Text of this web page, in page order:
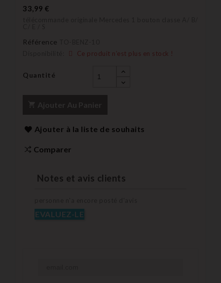
33,99 €
Référence
Ce produit n’est plus en stock !
Quantité
Ajouter à la liste de souhaits
Comparer
Notes et avis clients
EVALUEZ-LE